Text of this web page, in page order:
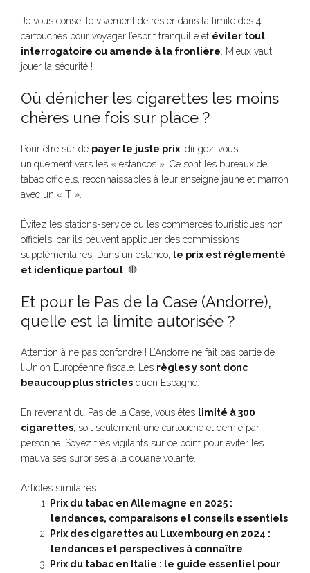
Je vous conseille vivement de rester dans la limite des 4
cartouches pour voyager l’esprit tranquille et éviter tout
interrogatoire ou amende à la frontière. Mieux vaut
jouer la sécurité !
Où dénicher les cigarettes les moins
chères une fois sur place ?
Pour être sûr de payer le juste prix, dirigez-vous
uniquement vers les « estancos ». Ce sont les bureaux de
tabac officiels, reconnaissables à leur enseigne jaune et marron
avec un « T ».
Évitez les stations-service ou les commerces touristiques non
officiels, car ils peuvent appliquer des commissions
supplémentaires. Dans un estanco, le prix est réglementé
et identique partout. 🛑
Et pour le Pas de la Case (Andorre),
quelle est la limite autorisée ?
Attention à ne pas confondre ! L’Andorre ne fait pas partie de
l’Union Européenne fiscale. Les règles y sont donc
beaucoup plus strictes qu’en Espagne.
En revenant du Pas de la Case, vous êtes limité à 300
cigarettes, soit seulement une cartouche et demie par
personne. Soyez très vigilants sur ce point pour éviter les
mauvaises surprises à la douane volante.
Articles similaires:
Prix du tabac en Allemagne en 2025 :
tendances, comparaisons et conseils essentiels
Prix des cigarettes au Luxembourg en 2024 :
tendances et perspectives à connaître
Prix du tabac en Italie : le guide essentiel pour